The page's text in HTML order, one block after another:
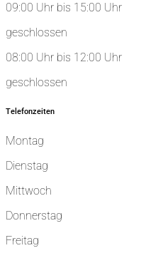
09:00 Uhr bis 15:00 Uhr
geschlossen
08:00 Uhr bis 12:00 Uhr
geschlossen
Telefonzeiten
Montag
Dienstag
Mittwoch
Donnerstag
Freitag